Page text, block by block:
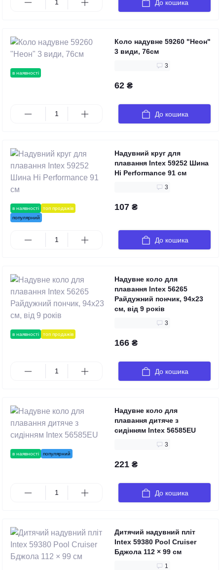
До кошика
в наявності
Коло надувне 59260 "Неон"
3 види, 76см
3
62 ₴
До кошика
в наявності
топ продажів
популярний
Надувний круг для
плавання Intex 59252 Шина
Hi Performance 91 см
3
107 ₴
До кошика
в наявності топ продажів
Надувне коло для
плавання Intex 56265
Райдужний пончик, 94х23
см, від 9 років
3
166 ₴
До кошика
в наявності популярний
Надувне коло для
плавання дитяче з
сидінням Intex 56585EU
3
221 ₴
До кошика
Дитячий надувний пліт
Intex 59380 Pool Cruiser
Бджола 112 × 99 см
1